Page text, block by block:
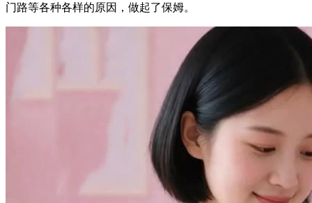
门路等各种各样的原因，做起了保姆。